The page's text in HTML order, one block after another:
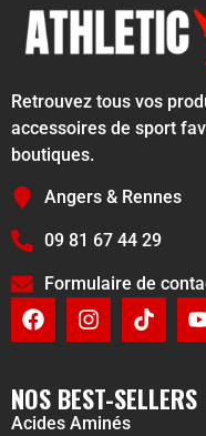
Retrouvez tous vos
accessoires de sport
boutiques.
Angers & Rennes
09 81 67 44 29
Formulaire de
NOS BEST-SELLERS
Acides Aminés